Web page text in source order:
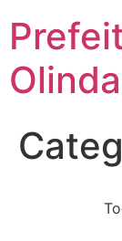
Olinda